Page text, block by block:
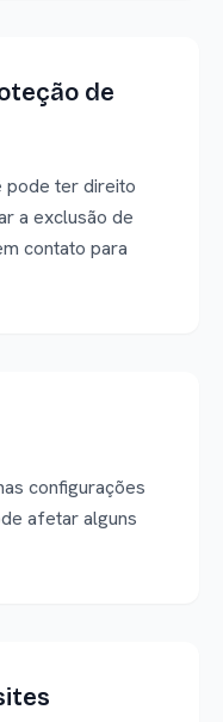
de
pode ter direito
a exclusão de
contato para
configurações
afetar alguns